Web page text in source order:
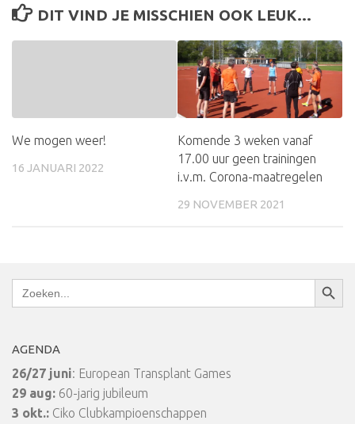
DIT VIND JE MISSCHIEN OOK LEUK...
We mogen weer!
16 JANUARI 2022
Komende 3 weken vanaf
17.00 uur geen trainingen
i.v.m. Corona-maatregelen
29 NOVEMBER 2021
Zoek
naar:
AGENDA
26/27 juni: European Transplant Games
29 aug: 60-jarig jubileum
3 okt.: Ciko Clubkampioenschappen